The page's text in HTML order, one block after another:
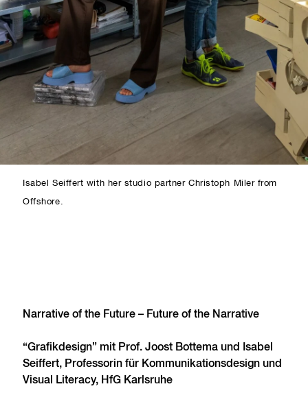
Isabel Seiffert with her studio partner Christoph Miler from
Offshore.
Narrative of the Future – Future of the Narrative
“Grafikdesign” mit Prof. Joost Bottema und Isabel
Seiffert, Professorin für Kommunikationsdesign und
Visual Literacy, HfG Karlsruhe